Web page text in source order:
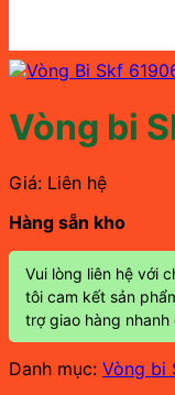
Vòng bi
Giá: Liên hệ
Hàng sẵn kho
Vui lòng liên hệ với
tôi cam kết sản
trợ giao hàng
Danh mục: Vòng bi